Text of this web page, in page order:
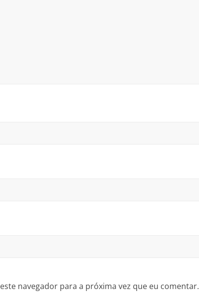
navegador para a próxima vez que eu comentar.